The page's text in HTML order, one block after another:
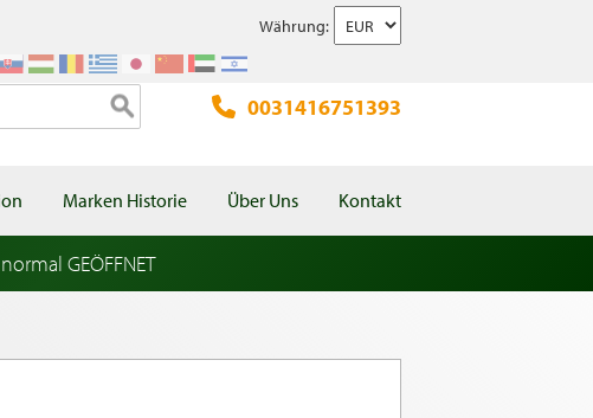
Währung:
0031416751393
Marken Historie Über Uns Kontakt
GEÖFFNET